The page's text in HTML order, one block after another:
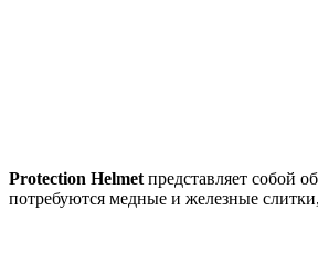
Protection Helmetпредставляет собой
потребуются медные и железные